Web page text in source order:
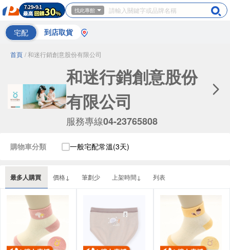
找此專館
宅配 到店取貨
首頁 / 和迷行銷創意股份有限公司
和迷行銷創意股份
有限公司
服務專線04-23765808
最多人購買 價格↓ 筆劃少 上架時間↓ 列表
購物車分類 一般宅配常溫(3天)